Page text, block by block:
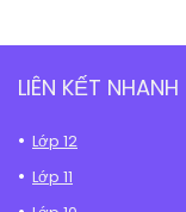
LIÊN KẾT NHANH
Lớp 12
Lớp 11